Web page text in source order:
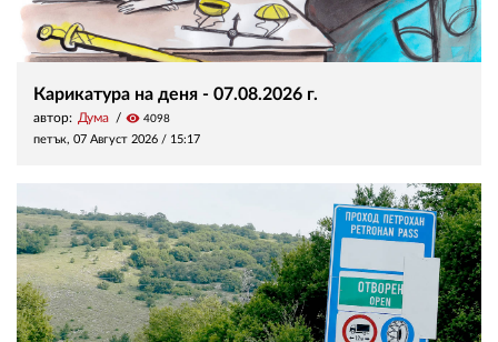
Карикатура на деня - 07.08.2026 г.
автор: Дума visibility 4098
петък, 07 Август 2026 / 15:17